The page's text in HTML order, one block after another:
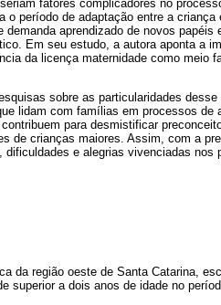
fatores complicadores no
o período de adaptação entre a criança
aprendizado de novos papéis
Em seu estudo, a autora aponta a
da licença maternidade como meio
sobre as particularidades desse
lidam com famílias em processos de
para desmistificar
de crianças maiores. Assim, com a
e alegrias vivenciadas nos
da região oeste de Santa Catarina,
superior a dois anos de idade no